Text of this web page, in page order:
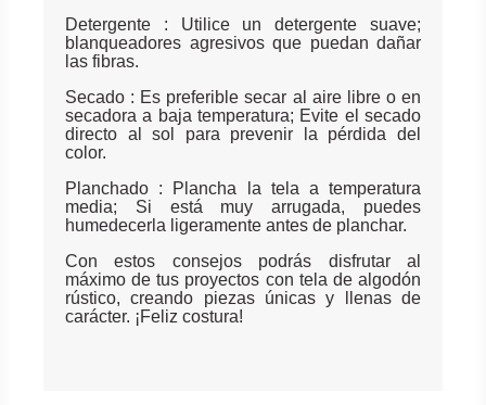
Detergente : Utilice un detergente suave;
blanqueadores agresivos que puedan dañar
las fibras.
Secado : Es preferible secar al aire libre o en
secadora a baja temperatura; Evite el secado
directo al sol para prevenir la pérdida del
color.
Planchado : Plancha la tela a temperatura
media; Si está muy arrugada, puedes
humedecerla ligeramente antes de planchar.
Con estos consejos podrás disfrutar al
máximo de tus proyectos con tela de algodón
rústico, creando piezas únicas y llenas de
carácter. ¡Feliz costura!